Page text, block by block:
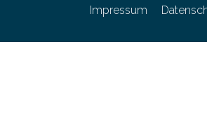
Impressum